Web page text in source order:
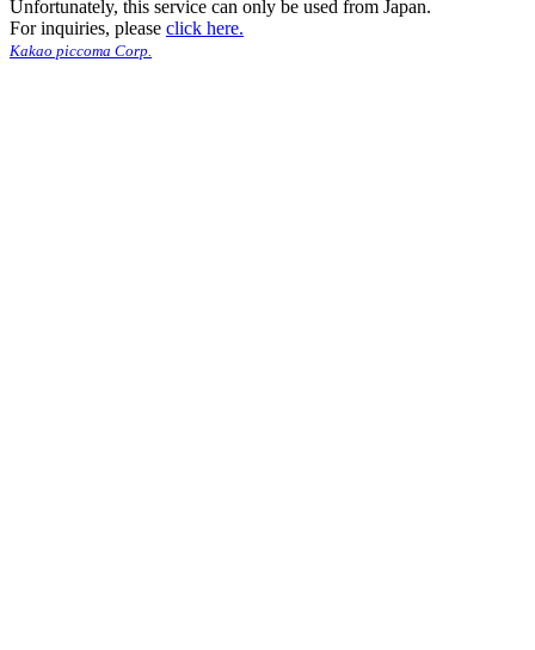
Unfortunately, this service can only be used from Japan.
For inquiries, please click here.
Kakao piccoma Corp.